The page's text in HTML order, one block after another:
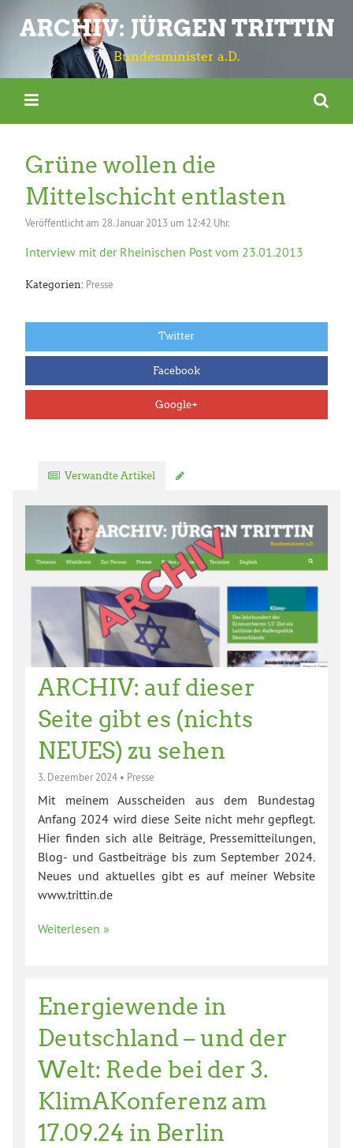
ARCHIV: JÜRGEN TRITTIN
Bundesminister a.D.
Grüne wollen die
Mittelschicht entlasten
Veröffentlicht am 28. Januar 2013 um 12:42 Uhr.
Interview mit der Rheinischen Post vom 23.01.2013
Kategorien: Presse
Twitter
Facebook
Google+
Verwandte Artikel
ARCHIV: auf dieser
Seite gibt es (nichts
NEUES) zu sehen
3. Dezember 2024 • Presse
Mit meinem Ausscheiden aus dem Bundestag
Anfang 2024 wird diese Seite nicht mehr gepflegt.
Hier finden sich alle Beiträge, Pressemitteilungen,
Blog- und Gastbeiträge bis zum September 2024.
Neues und aktuelles gibt es auf meiner Website
www.trittin.de
Weiterlesen »
Energiewende in
Deutschland – und der
Welt: Rede bei der 3.
KlimAKonferenz am
17.09.24 in Berlin